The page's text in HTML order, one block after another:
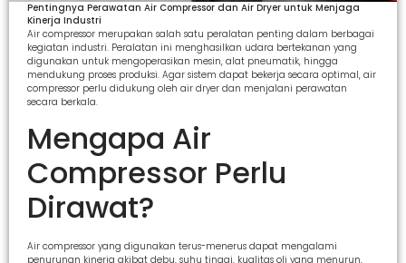
Pentingnya Perawatan Air Compressor dan Air Dryer untuk Menjaga
Kinerja Industri
Air compressor merupakan salah satu peralatan penting dalam berbagai
kegiatan industri. Peralatan ini menghasilkan udara bertekanan yang
digunakan untuk mengoperasikan mesin, alat pneumatik, hingga
mendukung proses produksi. Agar sistem dapat bekerja secara optimal, air
compressor perlu didukung oleh air dryer dan menjalani perawatan
secara berkala.
Mengapa Air
Compressor Perlu
Dirawat?
Air compressor yang digunakan terus-menerus dapat mengalami
penurunan kinerja akibat debu, suhu tinggi, kualitas oli yang menurun,